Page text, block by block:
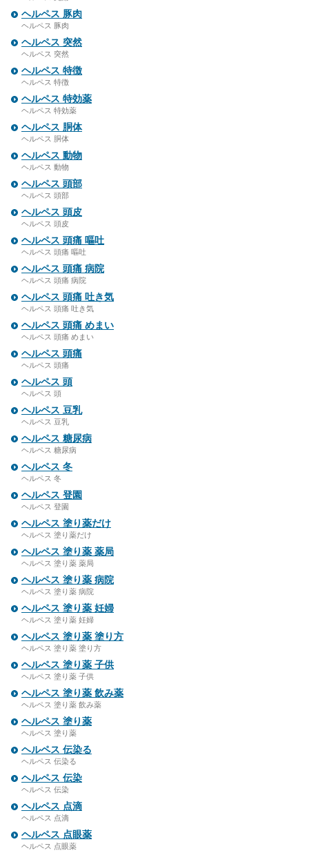
ヘルペス 豚肉
ヘルペス 豚肉
ヘルペス 突然
ヘルペス 突然
ヘルペス 特徴
ヘルペス 特徴
ヘルペス 特効薬
ヘルペス 特効薬
ヘルペス 胴体
ヘルペス 胴体
ヘルペス 動物
ヘルペス 動物
ヘルペス 頭部
ヘルペス 頭部
ヘルペス 頭皮
ヘルペス 頭皮
ヘルペス 頭痛 嘔吐
ヘルペス 頭痛 嘔吐
ヘルペス 頭痛 病院
ヘルペス 頭痛 病院
ヘルペス 頭痛 吐き気
ヘルペス 頭痛 吐き気
ヘルペス 頭痛 めまい
ヘルペス 頭痛 めまい
ヘルペス 頭痛
ヘルペス 頭痛
ヘルペス 頭
ヘルペス 頭
ヘルペス 豆乳
ヘルペス 豆乳
ヘルペス 糖尿病
ヘルペス 糖尿病
ヘルペス 冬
ヘルペス 冬
ヘルペス 登園
ヘルペス 登園
ヘルペス 塗り薬だけ
ヘルペス 塗り薬だけ
ヘルペス 塗り薬 薬局
ヘルペス 塗り薬 薬局
ヘルペス 塗り薬 病院
ヘルペス 塗り薬 病院
ヘルペス 塗り薬 妊婦
ヘルペス 塗り薬 妊婦
ヘルペス 塗り薬 塗り方
ヘルペス 塗り薬 塗り方
ヘルペス 塗り薬 子供
ヘルペス 塗り薬 子供
ヘルペス 塗り薬 飲み薬
ヘルペス 塗り薬 飲み薬
ヘルペス 塗り薬
ヘルペス 塗り薬
ヘルペス 伝染る
ヘルペス 伝染る
ヘルペス 伝染
ヘルペス 伝染
ヘルペス 点滴
ヘルペス 点滴
ヘルペス 点眼薬
ヘルペス 点眼薬